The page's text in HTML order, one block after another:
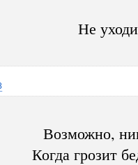
Не
Возможно,
Когда грозит